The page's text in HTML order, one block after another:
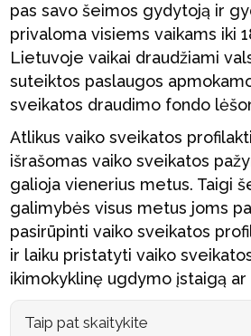
pas savo šeimos gydytoją ir
privaloma visiems vaikams iki
Lietuvoje vaikai draudžiami
suteiktos paslaugos
sveikatos draudimo fondo
Atlikus vaiko sveikatos
išrašomas vaiko sveikatos
galioja vienerius metus. Taigi
galimybės visus metus joms
pasirūpinti vaiko sveikatos
ir laiku pristatyti vaiko
ikimokyklinę ugdymo įstaigą ar
Taip pat skaitykite